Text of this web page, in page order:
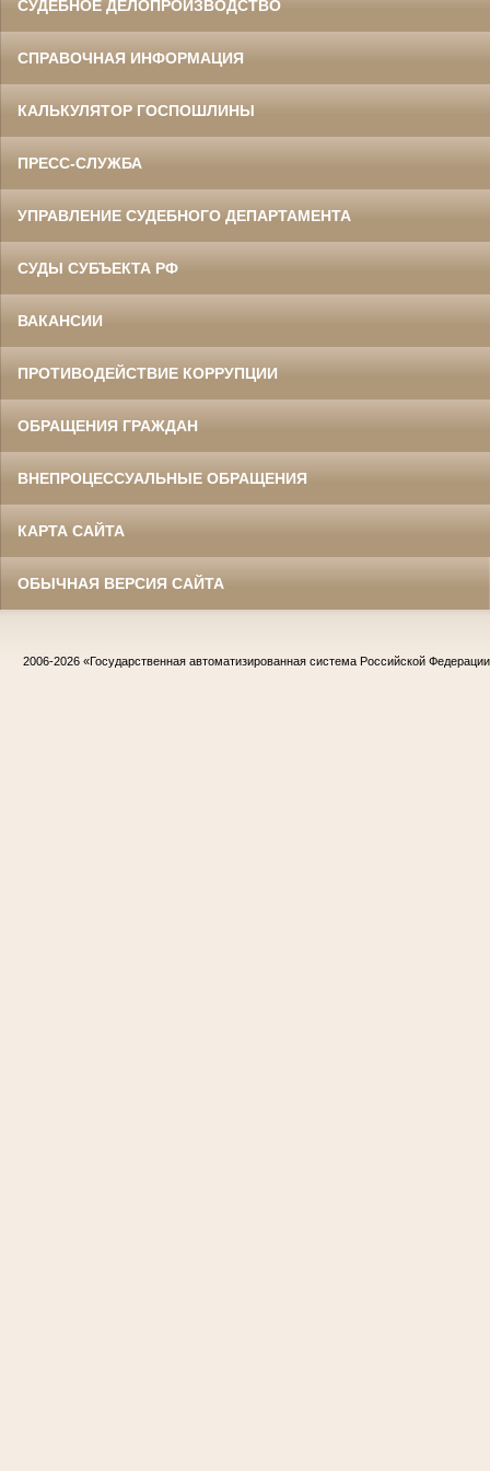
СУДЕБНОЕ ДЕЛОПРОИЗВОДСТВО
СПРАВОЧНАЯ ИНФОРМАЦИЯ
КАЛЬКУЛЯТОР ГОСПОШЛИНЫ
ПРЕСС-СЛУЖБА
УПРАВЛЕНИЕ СУДЕБНОГО ДЕПАРТАМЕНТА
СУДЫ СУБЪЕКТА РФ
ВАКАНСИИ
ПРОТИВОДЕЙСТВИЕ КОРРУПЦИИ
ОБРАЩЕНИЯ ГРАЖДАН
ВНЕПРОЦЕССУАЛЬНЫЕ ОБРАЩЕНИЯ
КАРТА САЙТА
ОБЫЧНАЯ ВЕРСИЯ САЙТА
2006-2026 «Государственная автоматизированная система Российской